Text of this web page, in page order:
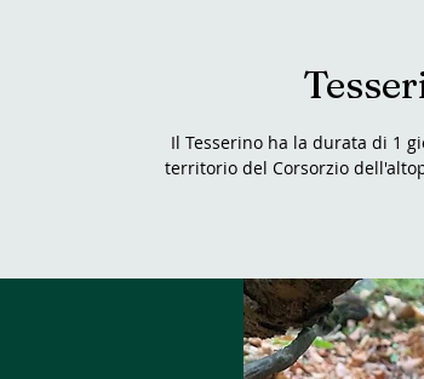
Il Tesserino ha la durata di 1
territorio del Corsorzio